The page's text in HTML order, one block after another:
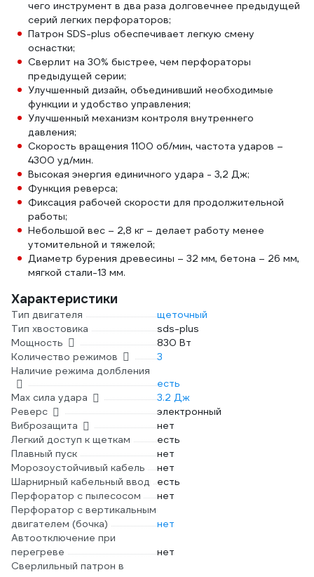
чего инструмент в два раза долговечнее предыдущей
серий легких перфораторов;
Патрон SDS-plus обеспечивает легкую смену
оснастки;
Сверлит на 30% быстрее, чем перфораторы
предыдущей серии;
Улучшенный дизайн, объединивший необходимые
функции и удобство управления;
Улучшенный механизм контроля внутреннего
давления;
Скорость вращения 1100 об/мин, частота ударов –
4300 уд/мин.
Высокая энергия единичного удара - 3,2 Дж;
Функция реверса;
Фиксация рабочей скорости для продолжительной
работы;
Небольшой вес – 2,8 кг – делает работу менее
утомительной и тяжелой;
Диаметр бурения древесины – 32 мм, бетона – 26 мм,
мягкой стали-13 мм.
Характеристики
Тип двигателя
щеточный
Тип хвостовика
sds-plus
Мощность
830 Вт
Количество режимов
3
Наличие режима долбления
есть
Max сила удара
3.2 Дж
Реверс
электронный
Виброзащита
нет
Легкий доступ к щеткам
есть
Плавный пуск
нет
Морозоустойчивый кабель
нет
Шарнирный кабельный ввод
есть
Перфоратор с пылесосом
нет
Перфоратор с вертикальным
двигателем (бочка)
нет
Автоотключение при
перегреве
нет
Сверлильный патрон в